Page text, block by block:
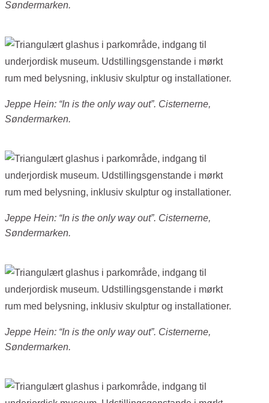
Søndermarken.
Jeppe Hein: “In is the only way out”. Cisternerne,
Søndermarken.
Jeppe Hein: “In is the only way out”. Cisternerne,
Søndermarken.
Jeppe Hein: “In is the only way out”. Cisternerne,
Søndermarken.